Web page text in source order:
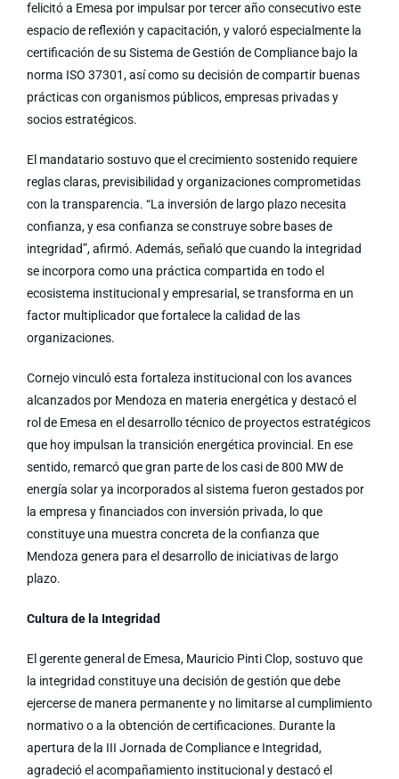
felicitó a Emesa por impulsar por tercer año consecutivo este
espacio de reflexión y capacitación, y valoró especialmente la
certificación de su Sistema de Gestión de Compliance bajo la
norma ISO 37301, así como su decisión de compartir buenas
prácticas con organismos públicos, empresas privadas y
socios estratégicos.
El mandatario sostuvo que el crecimiento sostenido requiere
reglas claras, previsibilidad y organizaciones comprometidas
con la transparencia. “La inversión de largo plazo necesita
confianza, y esa confianza se construye sobre bases de
integridad”, afirmó. Además, señaló que cuando la integridad
se incorpora como una práctica compartida en todo el
ecosistema institucional y empresarial, se transforma en un
factor multiplicador que fortalece la calidad de las
organizaciones.
Cornejo vinculó esta fortaleza institucional con los avances
alcanzados por Mendoza en materia energética y destacó el
rol de Emesa en el desarrollo técnico de proyectos estratégicos
que hoy impulsan la transición energética provincial. En ese
sentido, remarcó que gran parte de los casi de 800 MW de
energía solar ya incorporados al sistema fueron gestados por
la empresa y financiados con inversión privada, lo que
constituye una muestra concreta de la confianza que
Mendoza genera para el desarrollo de iniciativas de largo
plazo.
Cultura de la Integridad
El gerente general de Emesa, Mauricio Pinti Clop, sostuvo que
la integridad constituye una decisión de gestión que debe
ejercerse de manera permanente y no limitarse al cumplimiento
normativo o a la obtención de certificaciones. Durante la
apertura de la III Jornada de Compliance e Integridad,
agradeció el acompañamiento institucional y destacó el